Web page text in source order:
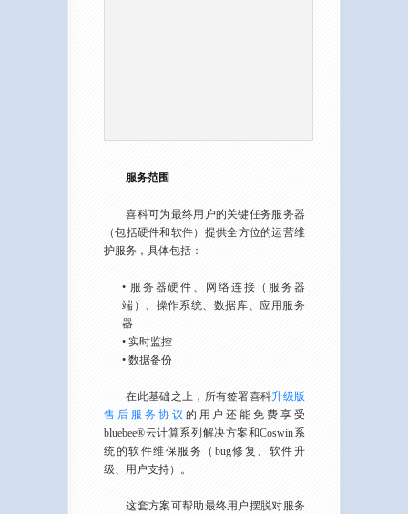
服务范围
喜科可为最终用户的关键任务服务器
（包括硬件和软件）提供全方位的运营维
护服务，具体包括：
• 服务器硬件、网络连接（服务器
端）、操作系统、数据库、应用服务
器
• 实时监控
• 数据备份
在此基础之上，所有签署喜科升级版
售后服务协议 的用户还能免费享受
bluebee®云计算系列解决方案和Coswin系
统的软件维保服务（bug修复、软件升
级、用户支持）。
这套方案可帮助最终用户摆脱对服务